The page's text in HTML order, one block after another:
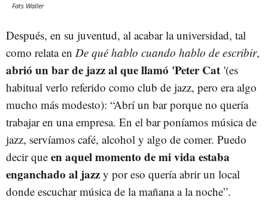
Fats Waller
Después, en su juventud, al acabar la universidad, tal
como relata en De qué hablo cuando hablo de escribir,
abrió un bar de jazz al que llamó 'Peter Cat '(es
habitual verlo referido como club de jazz, pero era algo
mucho más modesto): “Abrí un bar porque no quería
trabajar en una empresa. En el bar poníamos música de
jazz, servíamos café, alcohol y algo de comer. Puedo
decir que en aquel momento de mi vida estaba
enganchado al jazz y por eso quería abrir un local
donde escuchar música de la mañana a la noche”.